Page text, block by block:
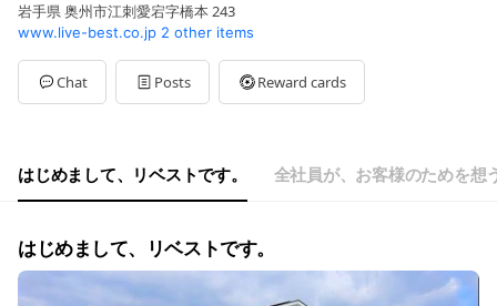
岩手県 奥州市江刺愛宕字橋本 243
www.live-best.co.jp 2 other items
Chat Posts Reward cards
はじめまして、リベストです。 全社員が、お客様のためを想
はじめまして、リベストです。